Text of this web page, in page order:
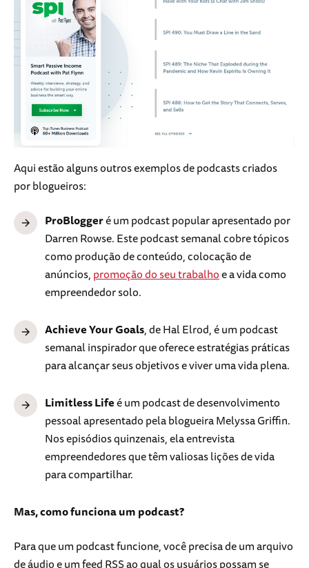
Aqui estão alguns outros exemplos de podcasts criados
por blogueiros:
ProBloggeré um podcast popular apresentado por
Darren Rowse. Este podcast semanal cobre tópicos
como produção de conteúdo, colocação de
anúncios,promoção do seu trabalhoe a vida como
empreendedor solo.
Achieve Your Goals, de Hal Elrod, é um podcast
semanal inspirador que oferece estratégias práticas
para alcançar seus objetivos e viver uma vida plena.
Limitless Lifeé um podcast de desenvolvimento
pessoal apresentado pela blogueira Melyssa Griffin.
Nos episódios quinzenais, ela entrevista
empreendedores que têm valiosas lições de vida
para compartilhar.
Mas, como funciona um podcast?
Para que um podcast funcione, você precisa de um arquivo
de áudio e um feed RSS ao qual os usuários possam se